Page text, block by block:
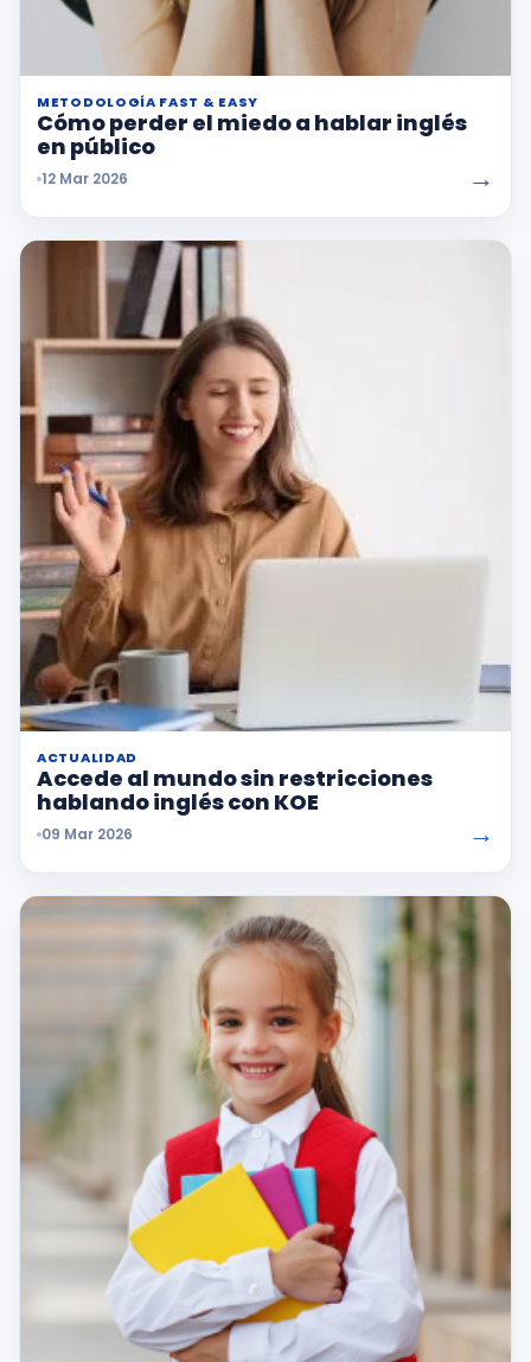
METODOLOGÍA FAST & EASY
Cómo perder el miedo a hablar inglés
en público
12 Mar 2026 →
ACTUALIDAD
Accede al mundo sin restricciones
hablando inglés con KOE
09 Mar 2026 →